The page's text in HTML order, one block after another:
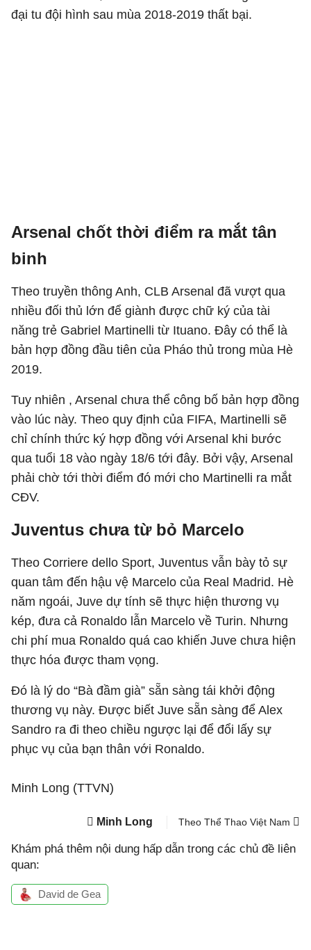
đại tu đội hình sau mùa 2018-2019 thất bại.
Arsenal chốt thời điểm ra mắt tân
binh
Theo truyền thông Anh, CLB Arsenal đã vượt qua
nhiều đối thủ lớn để giành được chữ ký của tài
năng trẻ Gabriel Martinelli từ Ituano. Đây có thể là
bản hợp đồng đầu tiên của Pháo thủ trong mùa Hè
2019.
Tuy nhiên , Arsenal chưa thể công bố bản hợp đồng
vào lúc này. Theo quy định của FIFA, Martinelli sẽ
chỉ chính thức ký hợp đồng với Arsenal khi bước
qua tuổi 18 vào ngày 18/6 tới đây. Bởi vậy, Arsenal
phải chờ tới thời điểm đó mới cho Martinelli ra mắt
CĐV.
Juventus chưa từ bỏ Marcelo
Theo Corriere dello Sport, Juventus vẫn bày tỏ sự
quan tâm đến hậu vệ Marcelo của Real Madrid. Hè
năm ngoái, Juve dự tính sẽ thực hiện thương vụ
kép, đưa cả Ronaldo lẫn Marcelo về Turin. Nhưng
chi phí mua Ronaldo quá cao khiến Juve chưa hiện
thực hóa được tham vọng.
Đó là lý do “Bà đầm già” sẵn sàng tái khởi động
thương vụ này. Được biết Juve sẵn sàng để Alex
Sandro ra đi theo chiều ngược lại để đổi lấy sự
phục vụ của bạn thân với Ronaldo.
Minh Long (TTVN)
Minh Long Theo Thể Thao Việt Nam
Khám phá thêm nội dung hấp dẫn trong các chủ đề liên
quan:
David de Gea